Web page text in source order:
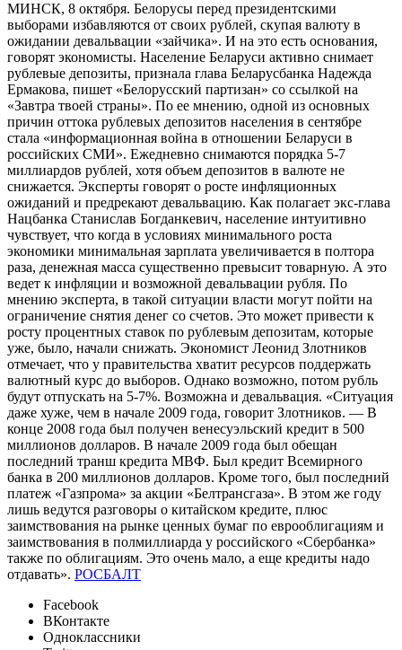
МИНСК, 8 октября. Белорусы перед президентскими
выборами избавляются от своих рублей, скупая валюту в
ожидании девальвации «зайчика». И на это есть основания,
говорят экономисты. Население Беларуси активно снимает
рублевые депозиты, признала глава Беларусбанка Надежда
Ермакова, пишет «Белорусский партизан» со ссылкой на
«Завтра твоей страны». По ее мнению, одной из основных
причин оттока рублевых депозитов населения в сентябре
стала «информационная война в отношении Беларуси в
российских СМИ». Ежедневно снимаются порядка 5-7
миллиардов рублей, хотя объем депозитов в валюте не
снижается. Эксперты говорят о росте инфляционных
ожиданий и предрекают девальвацию. Как полагает экс-глава
Нацбанка Станислав Богданкевич, население интуитивно
чувствует, что когда в условиях минимального роста
экономики минимальная зарплата увеличивается в полтора
раза, денежная масса существенно превысит товарную. А это
ведет к инфляции и возможной девальвации рубля. По
мнению эксперта, в такой ситуации власти могут пойти на
ограничение снятия денег со счетов. Это может привести к
росту процентных ставок по рублевым депозитам, которые
уже, было, начали снижать. Экономист Леонид Злотников
отмечает, что у правительства хватит ресурсов поддержать
валютный курс до выборов. Однако возможно, потом рубль
будут отпускать на 5-7%. Возможна и девальвация. «Ситуация
даже хуже, чем в начале 2009 года, говорит Злотников. — В
конце 2008 года был получен венесуэльский кредит в 500
миллионов долларов. В начале 2009 года был обещан
последний транш кредита МВФ. Был кредит Всемирного
банка в 200 миллионов долларов. Кроме того, был последний
платеж «Газпрома» за акции «Белтрансгаза». В этом же году
лишь ведутся разговоры о китайском кредите, плюс
заимствования на рынке ценных бумаг по еврооблигациям и
заимствования в полмиллиарда у российского «Сбербанка»
также по облигациям. Это очень мало, а еще кредиты надо
отдавать». РОСБАЛТ
Facebook
ВКонтакте
Одноклассники